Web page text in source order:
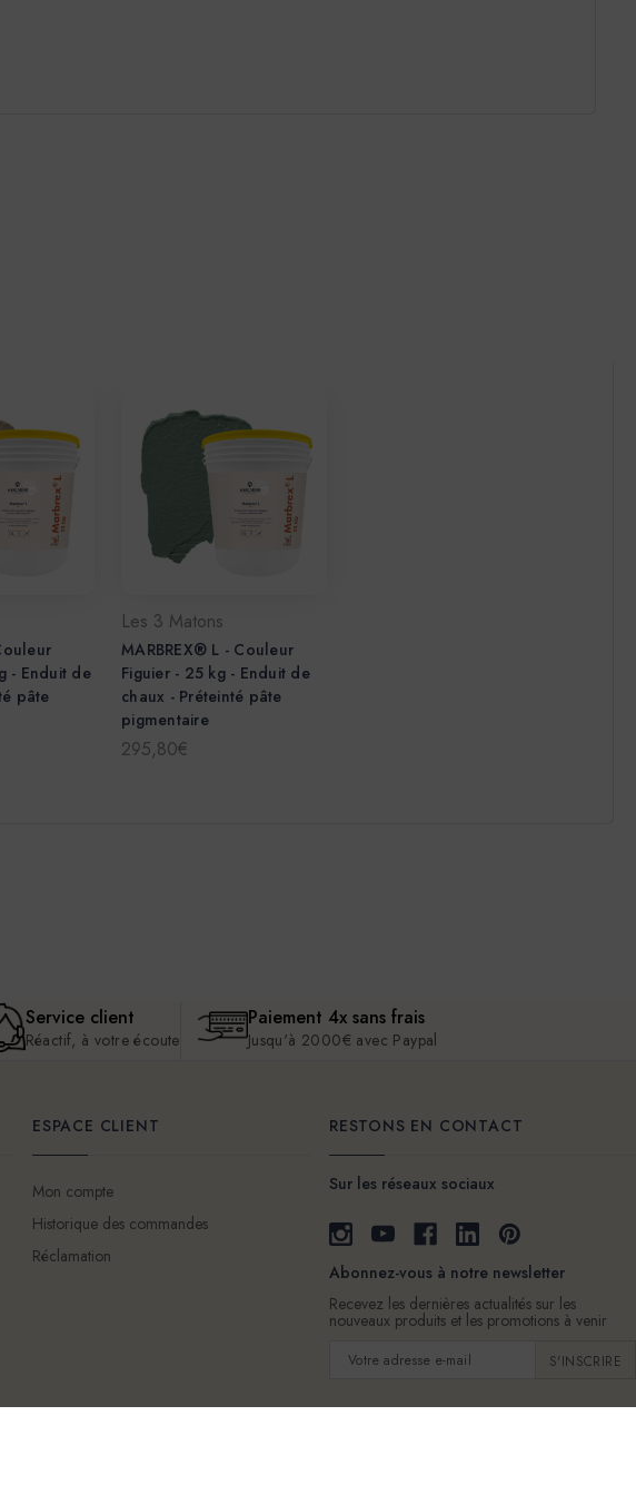
- Enduit de
pâte
Les 3 Matons
MARBREX® L - Couleur
Figuier - 25 kg - Enduit de
chaux - Préteinté pâte
pigmentaire
295,80€
Service client
Réactif, à votre écoute
Paiement 4x sans frais
Jusqu'à 2000€ avec Paypal
ESPACE CLIENT
Mon compte
Historique des commandes
Réclamation
RESTONS EN CONTACT
Sur les réseaux sociaux
Abonnez-vous à notre newsletter
Recevez les dernières actualités sur les
nouveaux produits et les promotions à venir
Adresse
mail